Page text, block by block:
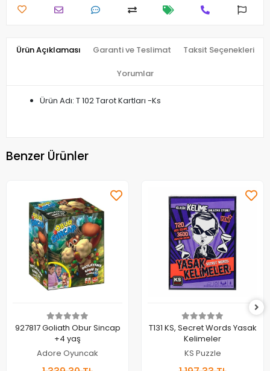
Ürün Açıklaması Garanti ve Teslimat Taksit Seçenekleri
Yorumlar
Ürün Adı: T 102 Tarot Kartları -Ks
Benzer Ürünler
Sepete Ekle
927817 Goliath Obur Sincap
+4 yaş
Adore Oyuncak
Sepete Ekle
T131 KS, Secret Words Yasak
Kelimeler
KS Puzzle